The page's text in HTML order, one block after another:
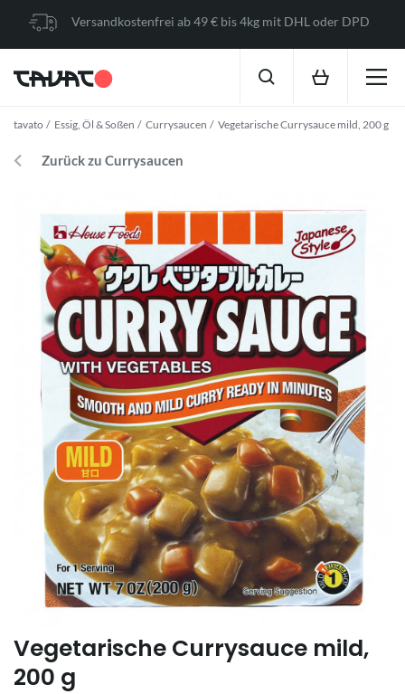
Versandkostenfrei ab 49 € bis 4kg mit DHL oder DPD
tavato Essig, Öl & Soßen Currysaucen Vegetarische Currysauce mild, 200 g
Zurück zu Currysaucen
Vegetarische Currysauce mild,
200 g